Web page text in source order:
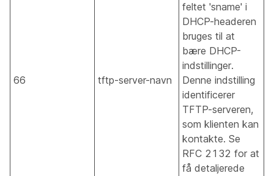
66 tftp-server-navn
feltet 'sname' i
DHCP-headeren
bruges til at
bære DHCP-
indstillinger.
Denne indstilling
identificerer
TFTP-serveren,
som klienten kan
kontakte. Se
RFC 2132 for at
få detaljerede